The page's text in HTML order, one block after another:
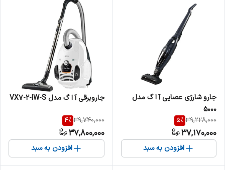
جارو شارژی عصایی آ ا گ مدل
5000
39,228,000
5%
37,170,000
افزودن به سبد
جاروبرقی آ ا گ مدل VX7-2-IW-S
39,740,000
4%
37,800,000
افزودن به سبد